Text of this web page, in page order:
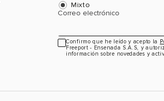
Mixto
Correo electrónico
Confirmo que he leído y acepto la
Freeport - Ensenada S.A.S, y
información sobre novedades y